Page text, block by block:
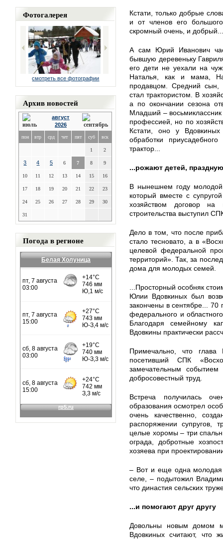
Фотогалерея
смотреть все фотографии
Архив новостей
август
2026
пон втр срд чет пят суб вск
1 2
3 4 5 6 7 8 9
10 11 12 13 14 15 16
17 18 19 20 21 22 23
24 25 26 27 28 29 30
31
Погода в регионе
Белая Холуница
Кстати, только добрые
и от членов его
скромный очень, и добрый...
А сам Юрий Иванович
бывшую деревеньку
его дети не уехали на
Наталья, как и мама,
продавцом. Средний сын,
стал трактористом. В
а по окончании сезона
Младший –
профессией, но по
Кстати, оно у
обработки
трактор...
...рожают детей,
В нынешнем году молодой
который вместе с
хозяйством договор на
строительства выступил
Дело в том, что после
стало тесновато, а в
целевой федеральной
территорий». Так, за
дома для молодых семей.
...Просторный особняк
Юлии Вдовкиных был
закончены в сентябре...
федерального и
Благодаря семейному
Вдовкины практически
Примечально, что глава
посетивший СПК
замечательным
добросовестный труд.
Встреча получилась
образования осмотрел
очень качественно,
распоряжении супругов,
целые хоромы – три
ограда, добротные
хозяева при
– Вот и еще одна молодая
селе, – подытожил
что династия сельских
...и помогают друг другу
Довольны новым домом
Вдовкиных считают, что